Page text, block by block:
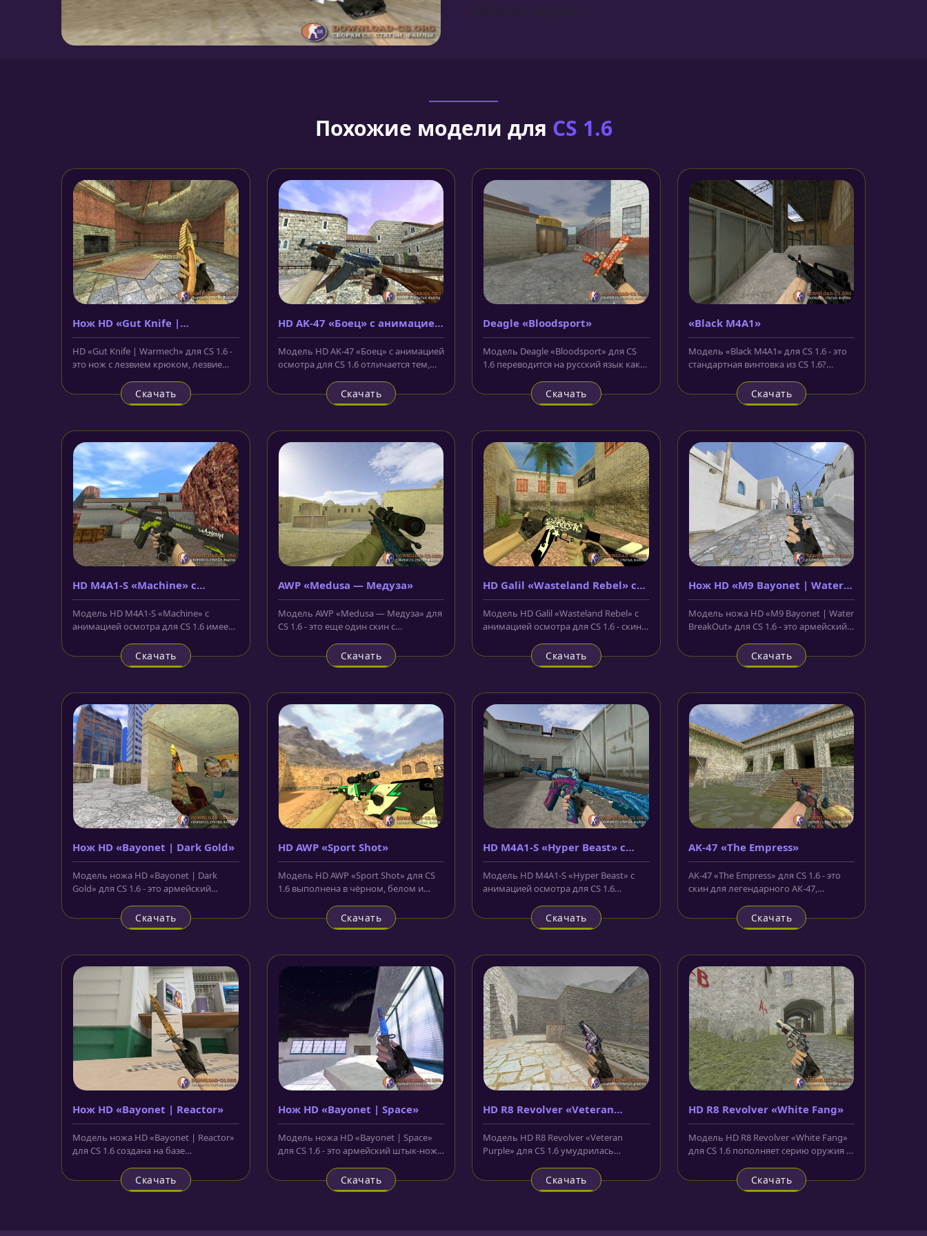
Похожие модели для CS 1.6
Нож HD «Gut Knife |
Warmech»
HD «Gut Knife | Warmech» для CS 1.6 -
это нож с лезвием крюком, лезвие
Скачать
HD AK-47 «Боец» с анимацией
осмотра
Модель HD AK-47 «Боец» с анимацией
осмотра для CS 1.6 отличается тем,
Скачать
Deagle «Bloodsport»
Модель Deagle «Bloodsport» для CS
1.6 переводится на русский язык как
Скачать
«Black M4A1»
Модель «Black M4A1» для CS 1.6 - это
стандартная винтовка из CS 1.6?
Скачать
HD M4A1-S «Machine» с
анимацией осмотра
Модель HD M4A1-S «Machine» с
анимацией осмотра для CS 1.6 имеет
украшена...
Скачать
AWP «Medusa — Медуза»
Модель AWP «Medusa — Медуза» для
CS 1.6 - это еще один скин с
синем...
Скачать
HD Galil «Wasteland Rebel» с
анимацией осмотра
Модель HD Galil «Wasteland Rebel» с
анимацией осмотра для CS 1.6 - скин
Скачать
Нож HD «M9 Bayonet | Water
BreakOut»
Модель ножа HD «M9 Bayonet | Water
BreakOut» для CS 1.6 - это армейский
Скачать
Нож HD «Bayonet | Dark Gold»
Модель ножа HD «Bayonet | Dark
Gold» для CS 1.6 - это армейский
Скачать
HD AWP «Sport Shot»
Модель HD AWP «Sport Shot» для CS
1.6 выполнена в чёрном, белом и
Скачать
HD M4A1-S «Hyper Beast» с
анимацией осмотра
Модель HD M4A1-S «Hyper Beast» с
анимацией осмотра для CS 1.6
монстра,...
Скачать
AK-47 «The Empress»
AK-47 «The Empress» для CS 1.6 - это
скин для легендарного АК-47,
оригинальной...Скачать
Нож HD «Bayonet | Reactor»
Модель ножа HD «Bayonet | Reactor»
для CS 1.6 создана на базе
Скачать
Нож HD «Bayonet | Space»
Модель ножа HD «Bayonet | Space»
для CS 1.6 - это армейский штык-нож,
Скачать
HD R8 Revolver «Veteran
Purple»
Модель HD R8 Revolver «Veteran
Purple» для CS 1.6 умудрилась
Скачать
HD R8 Revolver «White Fang»
Модель HD R8 Revolver «White Fang»
для CS 1.6 пополняет серию оружия с
Скачать